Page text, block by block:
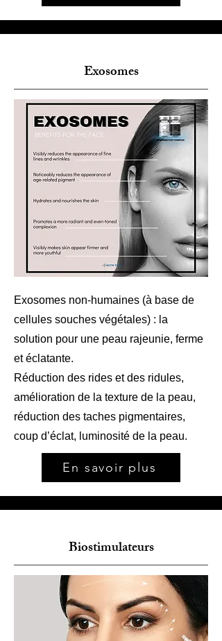
Exosomes
Exosomes non-humaines (à base de
cellules souches végétales) : la
solution pour une peau rajeunie, ferme
et éclatante.
Réduction des rides et des ridules,
amélioration de la texture de la peau,
réduction des taches pigmentaires,
coup d’éclat, luminosité de la peau.
En savoir plus
Biostimulateurs